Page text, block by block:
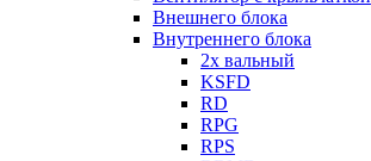
Внешнего блока
Внутреннего блока
2х вальный
KSFD
RD
RPG
RPS